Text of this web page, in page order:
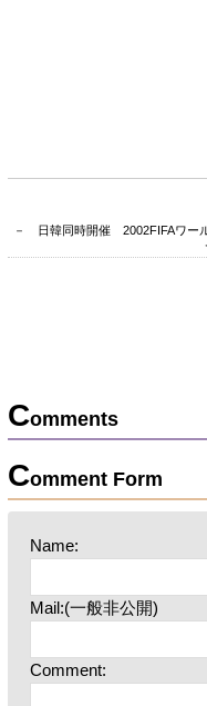
－ 日韓同時開催 2002FIFAワー
Comments
Comment Form
Name:
Mail:(一般非公開)
Comment: